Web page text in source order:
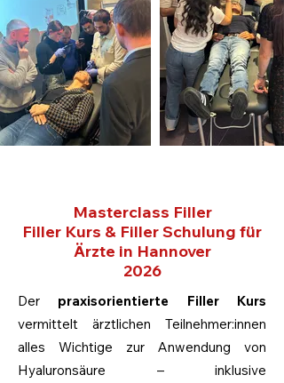
Masterclass Filler
Filler Kurs & Filler Schulung für
Ärzte in Hannover
2026
Der praxisorientierte Filler Kurs
vermittelt ärztlichen Teilnehmer:innen
alles Wichtige zur Anwendung von
Hyaluronsäure – inklusive